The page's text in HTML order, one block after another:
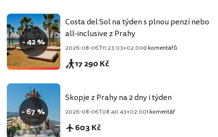
- 42 %
Costa del Sol na týden s plnou penzí nebo
all-inclusive z Prahy
2026-08-06T11:23:03+02:000 komentářů
17 290 Kč
- 67 %
Skopje z Prahy na 2 dny i týden
2026-08-06T08:40:43+02:001 komentář
603 Kč